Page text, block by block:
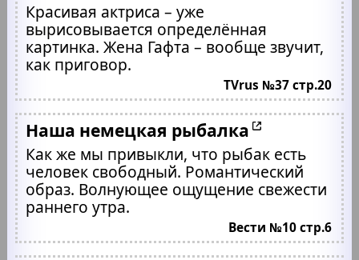
Красивая актриса – уже
вырисовывается определённая
картинка. Жена Гафта – вообще звучит,
как приговор.
TVrus №37 стр.20
Наша немецкая рыбалка
Как же мы привыкли, что рыбак есть
человек свободный. Романтический
образ. Волнующее ощущение свежести
раннего утра.
Вести №10 стр.6